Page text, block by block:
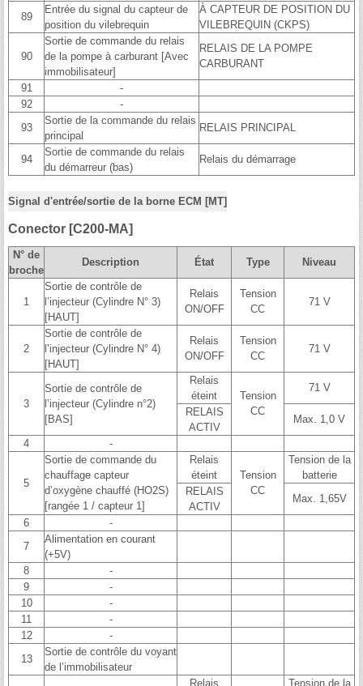
89
Entrée du signal du capteur de
position du vilebrequin
À CAPTEUR DE POSITION DU
VILEBREQUIN (CKPS)
90
Sortie de commande du relais
de la pompe à carburant [Avec
immobilisateur]
RELAIS DE LA POMPE
CARBURANT
91
-
92
-
93
Sortie de la commande du relais
principal
RELAIS PRINCIPAL
94
Sortie de commande du relais
du démarreur (bas)
Relais du démarrage
Signal d'entrée/sortie de la borne ECM [MT]
Conector [C200-MA]
N° de
broche
Description État Type Niveau
1
Sortie de contrôle de
l’injecteur (Cylindre N° 3)
[HAUT]
Relais
ON/OFF
Tension
CC
71 V
2
Sortie de contrôle de
l’injecteur (Cylindre N° 4)
[HAUT]
Relais
ON/OFF
Tension
CC
71 V
3
Sortie de contrôle de
l’injecteur (Cylindre n°2)
[BAS]
Relais
éteint
Tension
CC
71 V
RELAIS
ACTIV
Max. 1,0 V
4
-
5
Sortie de commande du
chauffage capteur
d’oxygène chauffé (HO2S)
[rangée 1 / capteur 1]
Relais
éteint
Tension
CC
Tension de la
batterie
RELAIS
ACTIV
Max. 1,65V
6
-
7
Alimentation en courant
(+5V)
8
-
9
-
10
-
11
-
12
-
13
Sortie de contrôle du voyant
de l’immobilisateur
Relais Tension de la